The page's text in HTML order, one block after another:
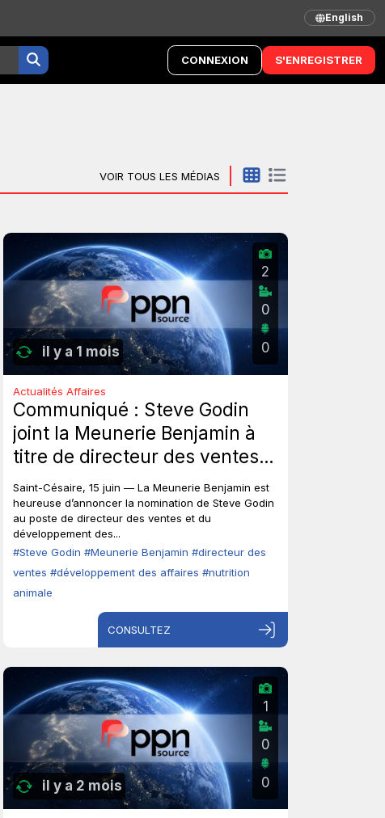
CONNEXION S'ENREGISTRER
English
VOIR TOUS LES MÉDIAS
il y a 1 mois
2
0
0
Actualités Affaires
Communiqué : Steve Godin
joint la Meunerie Benjamin à
titre de directeur des ventes
et du développement des
affaires.
Saint-Césaire, 15 juin — La Meunerie Benjamin est
heureuse d’annoncer la nomination de Steve Godin
au poste de directeur des ventes et du
développement des...
#Steve Godin #Meunerie Benjamin #directeur des
ventes #développement des affaires #nutrition
animale
CONSULTEZ
il y a 2 mois
1
0
0